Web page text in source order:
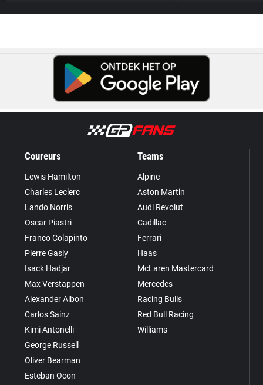
Coureurs
Lewis Hamilton
Charles Leclerc
Lando Norris
Oscar Piastri
Franco Colapinto
Pierre Gasly
Isack Hadjar
Max Verstappen
Alexander Albon
Carlos Sainz
Kimi Antonelli
George Russell
Oliver Bearman
Esteban Ocon
Teams
Alpine
Aston Martin
Audi Revolut
Cadillac
Ferrari
Haas
McLaren Mastercard
Mercedes
Racing Bulls
Red Bull Racing
Williams